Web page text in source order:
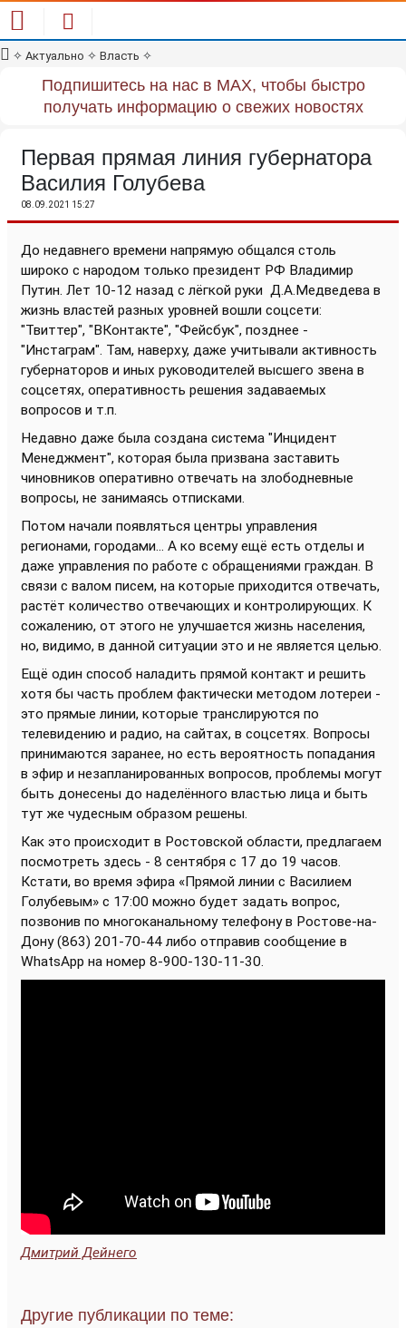
✧ Актуально ✧ Власть ✧
Подпишитесь на нас в MAX, чтобы быстро
получать информацию о свежих новостях
Первая прямая линия губернатора
Василия Голубева
08.09.2021 15:27
До недавнего времени напрямую общался столь
широко с народом только президент РФ Владимир
Путин. Лет 10-12 назад с лёгкой руки Д.А.Медведева в
жизнь властей разных уровней вошли соцсети:
"Твиттер", "ВКонтакте", "Фейсбук", позднее -
"Инстаграм". Там, наверху, даже учитывали активность
губернаторов и иных руководителей высшего звена в
соцсетях, оперативность решения задаваемых
вопросов и т.п.
Недавно даже была создана система "Инцидент
Менеджмент", которая была призвана заставить
чиновников оперативно отвечать на злободневные
вопросы, не занимаясь отписками.
Потом начали появляться центры управления
регионами, городами... А ко всему ещё есть отделы и
даже управления по работе с обращениями граждан. В
связи с валом писем, на которые приходится отвечать,
растёт количество отвечающих и контролирующих. К
сожалению, от этого не улучшается жизнь населения,
но, видимо, в данной ситуации это и не является целью.
Ещё один способ наладить прямой контакт и решить
хотя бы часть проблем фактически методом лотереи -
это прямые линии, которые транслируются по
телевидению и радио, на сайтах, в соцсетях. Вопросы
принимаются заранее, но есть вероятность попадания
в эфир и незапланированных вопросов, проблемы могут
быть донесены до наделённого властью лица и быть
тут же чудесным образом решены.
Как это происходит в Ростовской области, предлагаем
посмотреть здесь - 8 сентября с 17 до 19 часов.
Кстати, во время эфира «Прямой линии с Василием
Голубевым» с 17:00 можно будет задать вопрос,
позвонив по многоканальному телефону в Ростове-на-
Дону (863) 201-70-44 либо отправив сообщение в
WhatsApp на номер 8-900-130-11-30.
Дмитрий Дейнего
Другие публикации по теме: